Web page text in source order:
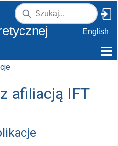
English
afiliacją IFT